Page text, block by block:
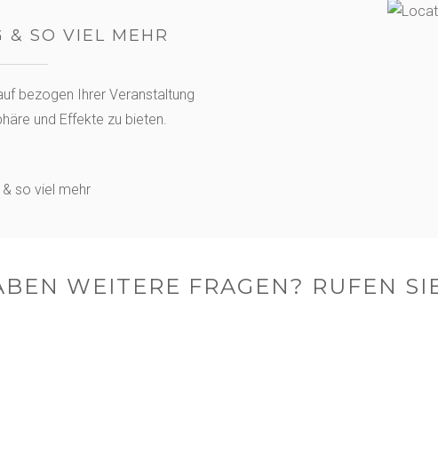
& SO VIEL MEHR
bezogen Ihrer Veranstaltung
und Effekte zu bieten.
WEITERE FRAGEN? RUFEN